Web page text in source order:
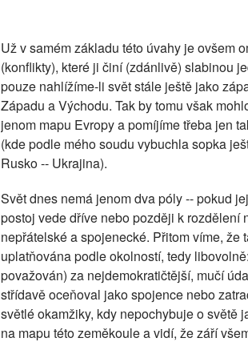
Už v samém základu této úvahy je ovšem
(konflikty), které ji činí (zdánlivě) slabinou
pouze nahlížíme-li svět stále ještě jako
Západu a Východu. Tak by tomu však
jenom mapu Evropy a pomíjíme třeba jen
(kde podle mého soudu vybuchla sopka
Rusko -- Ukrajina).
Svět dnes nemá jenom dva póly -- pokud
postoj vede dříve nebo později k rozdělení
nepřátelské a spojenecké. Přitom víme, že
uplatňována podle okolností, tedy
považován) za nejdemokratičtější, mučí
střídavě oceňoval jako spojence nebo
světlé okamžiky, kdy nepochybuje o světě
na mapu této zeměkoule a vidí, že září